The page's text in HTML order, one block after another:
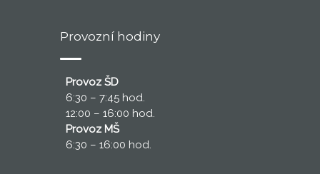
Provozní hodiny
Provoz ŠD
6:30 – 7:45 hod.
12:00 – 16:00 hod.
Provoz MŠ
6:30 – 16:00 hod.